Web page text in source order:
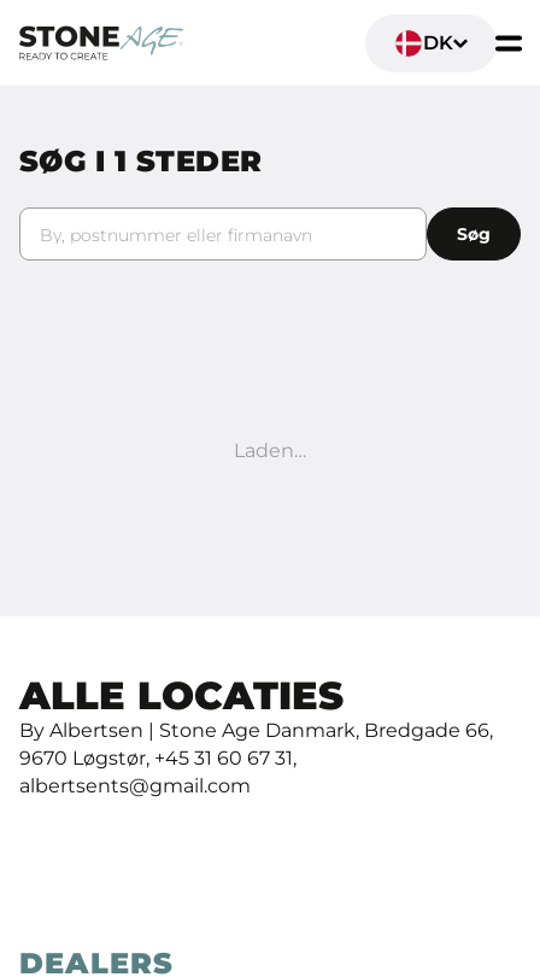
DK
SØG I 1 STEDER
By, postnummer eller firmanavn
Søg
Laden…
ALLE LOCATIES
By Albertsen | Stone Age Danmark, Bredgade 66,
9670 Løgstør, +45 31 60 67 31,
albertsents@gmail.com
DEALERS